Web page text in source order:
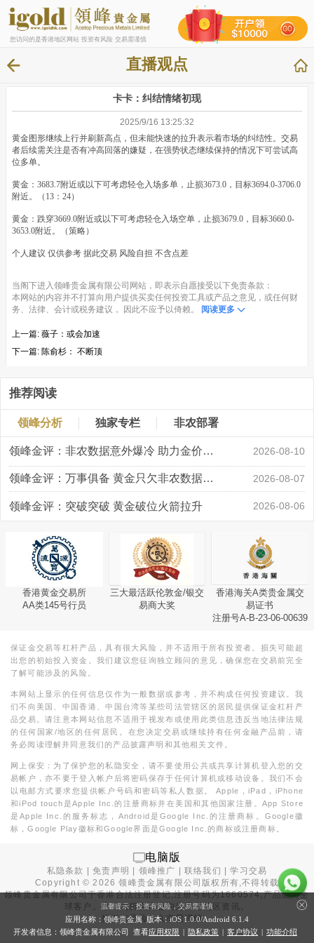
您访问的是香港地区网站 投资有风险 交易需谨慎
直播观点
卡卡：纠结情绪初现
2025/9/16 13:25:32
黄金图形继续上行并刷新高点，但未能快速的拉升表示着市场的纠结性。交易
者后续需关注是否有冲高回落的嫌疑，在强势状态继续保持的情况下可尝试高
位多单。
黄金： 3683.7附近或以下可考虑轻仓入场多单，止损3673.0，目标3694.0-3706.0
附近。（13：24）
黄金：跌穿3669.0附近或以下可考虑轻仓入场空单，止损3679.0，目标3660.0-
3653.0附近。（策略）
个人建议 仅供参考 据此交易 风险自担 不含点差
当阁下进入领峰贵金属有限公司网站，即表示自愿接受以下免责条款：
本网站的内容并不打算向用户提供买卖任何投资工具或产品之意见，或任何财
务、法律、会计或税务建议， 因此不应予以倚赖。
阅读更多
上一篇: 薇子：或会加速
下一篇: 陈俞杉： 不断顶
推荐阅读
领峰分析 独家专栏 非农部署
领峰金评：非农数据意外爆冷 助力金价大涨创新高 2026-08-10
领峰金评：万事俱备 黄金只欠非农数据“东风” 2026-08-07
领峰金评：突破突破 黄金破位火箭拉升 2026-08-06
香港黄金交易所
AA类145号行员
三大最活跃伦敦金/银交
易商大奖
香港海关A类贵金属交
易证书
注册号A-B-23-06-00639
保证金交易等杠杆产品，具有很大风险，并不适用于所有投资者。损失可能超
出您的初始投入资金。我们建议您征询独立顾问的意见，确保您在交易前完全
了解可能涉及的风险。
本网站上显示的任何信息仅作为一般数据或参考，并不构成任何投资建议。我
们不向美国、中国香港、中国台湾等某些司法管辖区的居民提供保证金杠杆产
品交易。请注意本网站信息不适用于视发布或使用此类信息违反当地法律法规
的任何国家/地区的任何居民。在您决定交易或继续持有任何金融产品前，请
务必阅读理解并同意我们的产品披露声明和其他相关文件。
网上保安：为了保护您的私隐安全，请不要使用公共或共享计算机登入您的交
易帐户，亦不要于登入帐户后将密码保存于任何计算机或移动设备。我们不会
以电邮方式要求您提供帐户号码和密码等私人数据。 Apple，iPad，iPhone
和iPod touch是Apple Inc.的注册商标并在美国和其他国家注册。App Store
是Apple Inc.的服务标志，Android是Google Inc.的注册商标。Google徽
标，Google Play徽标和Google界面是Google Inc.的商标或注册商标。
电脑版
私隐条款 |免责声明 领峰推广 |联络我们 |学习交易
Copyright ©2026 领峰贵金属有限公司版权所有,不得转载
领峰贵金属有限公司于香港合法注册登记,注册号码为1660574,产品面向全
球客户。本站内所有内容均为香港地区资讯。
投资有风险，入市需谨慎。
温馨提示：投资有风险，交易需谨慎
应用名称：领峰贵金属 版本：iOS 1.0.0/Android 6.1.4
开发者信息：领峰贵金属有限公司 查看应用权限 | 隐私政策 | 客户协议 | 功能介绍